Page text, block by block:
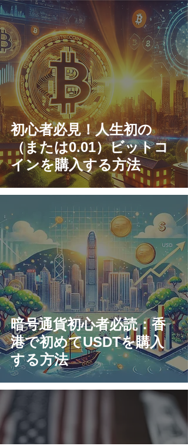
初心者必見！人生初の
（または0.01）ビットコ
インを購入する方法
暗号通貨初心者必読：香
港で初めてUSDTを購入
する方法